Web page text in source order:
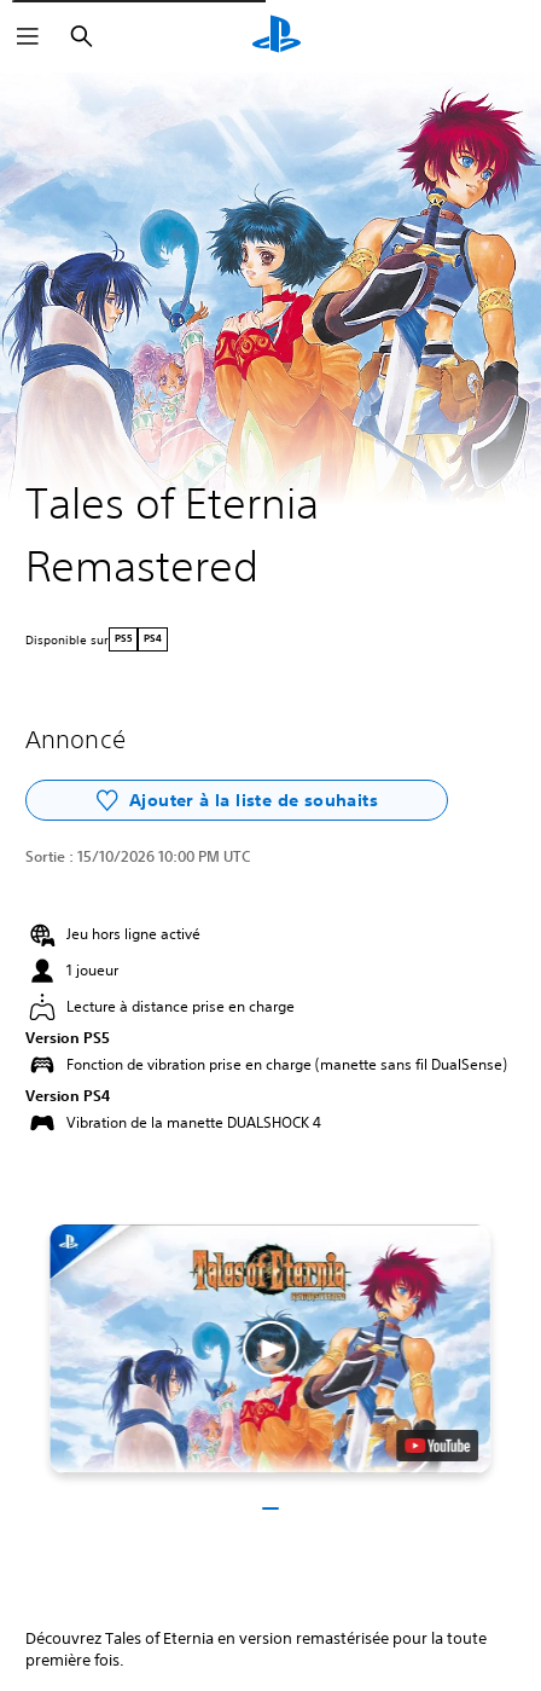
Rechercher
Tales of Eternia
Remastered
Disponible sur PS5 PS4
Annoncé
Ajouter à la liste de souhaits
Sortie : 15/10/2026 10:00 PM UTC
Jeu hors ligne activé
1 joueur
Lecture à distance prise en charge
Version PS5
Fonction de vibration prise en charge (manette sans fil DualSense)
Version PS4
Vibration de la manette DUALSHOCK 4
Découvrez Tales of Eternia en version remastérisée pour la toute
première fois.